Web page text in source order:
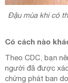
Đậu mùa khỉ có
Có cách nào
Theo CDC, bạn
người đã được
chứng phát ban